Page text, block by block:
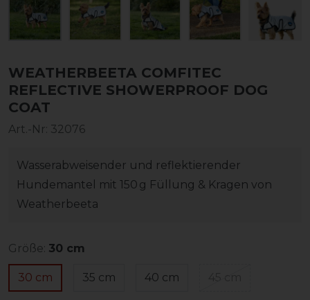
WEATHERBEETA COMFITEC
REFLECTIVE SHOWERPROOF DOG
COAT
Art.-Nr: 32076
Wasserabweisender und reflektierender
Hundemantel mit 150 g Füllung & Kragen von
Weatherbeeta
Größe: 30 cm
30 cm 35 cm 40 cm